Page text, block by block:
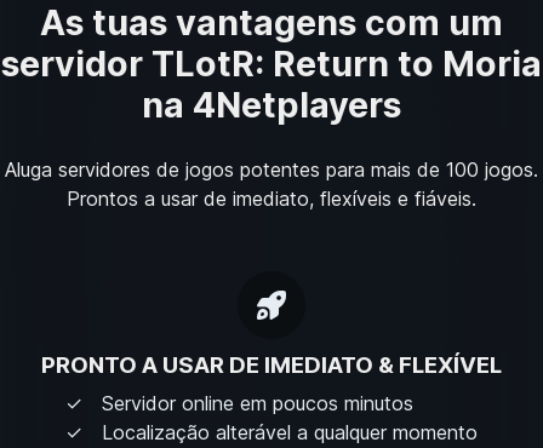
As tuas vantagens com um
servidor TLotR: Return to Moria
na 4Netplayers
Aluga servidores de jogos potentes para mais de 100 jogos.
Prontos a usar de imediato, flexíveis e fiáveis.
PRONTO A USAR DE IMEDIATO & FLEXÍVEL
Servidor online em poucos minutos
Localização alterável a qualquer momento